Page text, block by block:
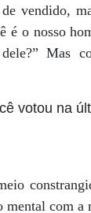
vendido,
é o nosso
Mas
votou na
mental com a